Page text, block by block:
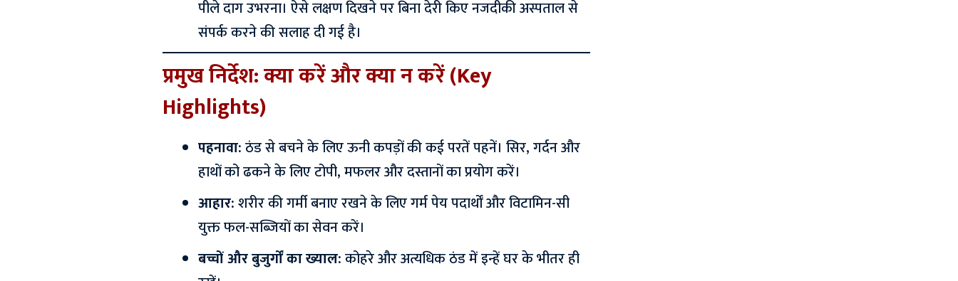
पीले दाग उभरना। ऐसे लक्षण दिखने पर बिना देरी किए नजदीकी अस्पताल से
संपर्क करने की सलाह दी गई है।
प्रमुख निर्देश: क्या करें और क्या न करें (Key
Highlights)
पहनावा:ठंड से बचने के लिए ऊनी कपड़ों की कई परतें पहनें। सिर, गर्दन और
हाथों को ढकने के लिए टोपी, मफलर और दस्तानों का प्रयोग करें।
आहार:शरीर की गर्मी बनाए रखने के लिए गर्म पेय पदार्थों और विटामिन-सी
युक्त फल-सब्जियों का सेवन करें।
बच्चों और बुजुर्गों का ख्याल:कोहरे और अत्यधिक ठंड में इन्हें घर के भीतर ही